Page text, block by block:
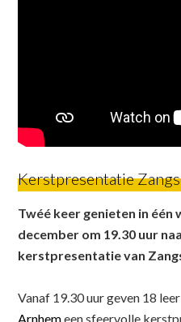
Kerstpresentatie
Twéé keer genieten in één
december om 19.30 uur
kerstpresentatie van
Vanaf 19.30 uur geven 18
Arnhemeen sfeervolle